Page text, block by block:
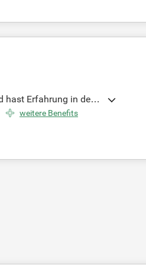
Erfahrung in der E
Möglichkeit, mobil zu
weitere Benefits